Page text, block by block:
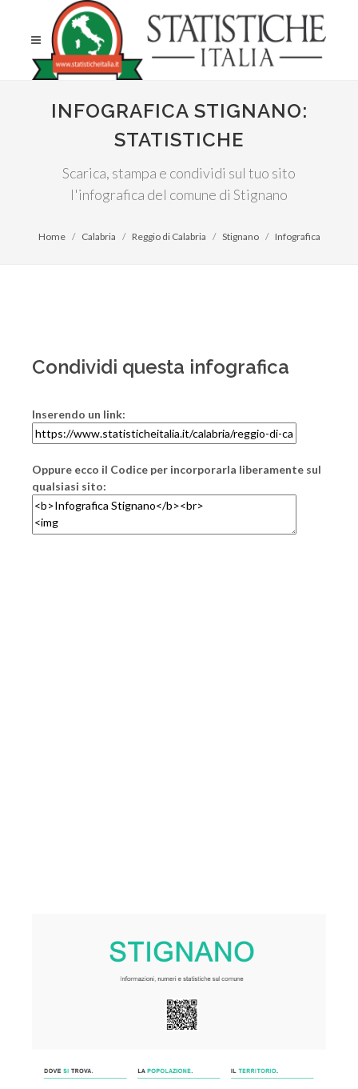
INFOGRAFICA STIGNANO:
STATISTICHE
Scarica, stampa e condividi sul tuo sito
l'infografica del comune di Stignano
Home Calabria Reggio di Calabria Stignano Infografica
Condividi questa infografica
Inserendo un link:
Oppure ecco il Codice per incorporarla liberamente sul
qualsiasi sito: